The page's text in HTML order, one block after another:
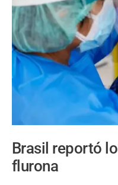
Brasil reportó
flurona